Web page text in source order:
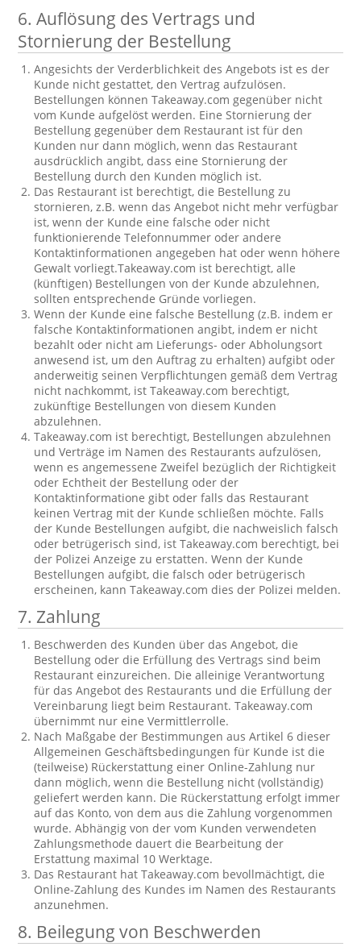
6. Auflösung des Vertrags und
Stornierung der Bestellung
Angesichts der Verderblichkeit des Angebots ist es der
Kunde nicht gestattet, den Vertrag aufzulösen.
Bestellungen können Takeaway.com gegenüber nicht
vom Kunde aufgelöst werden. Eine Stornierung der
Bestellung gegenüber dem Restaurant ist für den
Kunden nur dann möglich, wenn das Restaurant
ausdrücklich angibt, dass eine Stornierung der
Bestellung durch den Kunden möglich ist.
Das Restaurant ist berechtigt, die Bestellung zu
stornieren, z.B. wenn das Angebot nicht mehr verfügbar
ist, wenn der Kunde eine falsche oder nicht
funktionierende Telefonnummer oder andere
Kontaktinformationen angegeben hat oder wenn höhere
Gewalt vorliegt.Takeaway.com ist berechtigt, alle
(künftigen) Bestellungen von der Kunde abzulehnen,
sollten entsprechende Gründe vorliegen.
Wenn der Kunde eine falsche Bestellung (z.B. indem er
falsche Kontaktinformationen angibt, indem er nicht
bezahlt oder nicht am Lieferungs- oder Abholungsort
anwesend ist, um den Auftrag zu erhalten) aufgibt oder
anderweitig seinen Verpflichtungen gemäß dem Vertrag
nicht nachkommt, ist Takeaway.com berechtigt,
zukünftige Bestellungen von diesem Kunden
abzulehnen.
Takeaway.com ist berechtigt, Bestellungen abzulehnen
und Verträge im Namen des Restaurants aufzulösen,
wenn es angemessene Zweifel bezüglich der Richtigkeit
oder Echtheit der Bestellung oder der
Kontaktinformatione gibt oder falls das Restaurant
keinen Vertrag mit der Kunde schließen möchte. Falls
der Kunde Bestellungen aufgibt, die nachweislich falsch
oder betrügerisch sind, ist Takeaway.com berechtigt, bei
der Polizei Anzeige zu erstatten. Wenn der Kunde
Bestellungen aufgibt, die falsch oder betrügerisch
erscheinen, kann Takeaway.com dies der Polizei melden.
7. Zahlung
Beschwerden des Kunden über das Angebot, die
Bestellung oder die Erfüllung des Vertrags sind beim
Restaurant einzureichen. Die alleinige Verantwortung
für das Angebot des Restaurants und die Erfüllung der
Vereinbarung liegt beim Restaurant. Takeaway.com
übernimmt nur eine Vermittlerrolle.
Nach Maßgabe der Bestimmungen aus Artikel 6 dieser
Allgemeinen Geschäftsbedingungen für Kunde ist die
(teilweise) Rückerstattung einer Online-Zahlung nur
dann möglich, wenn die Bestellung nicht (vollständig)
geliefert werden kann. Die Rückerstattung erfolgt immer
auf das Konto, von dem aus die Zahlung vorgenommen
wurde. Abhängig von der vom Kunden verwendeten
Zahlungsmethode dauert die Bearbeitung der
Erstattung maximal 10 Werktage.
Das Restaurant hat Takeaway.com bevollmächtigt, die
Online-Zahlung des Kundes im Namen des Restaurants
anzunehmen.
8. Beilegung von Beschwerden